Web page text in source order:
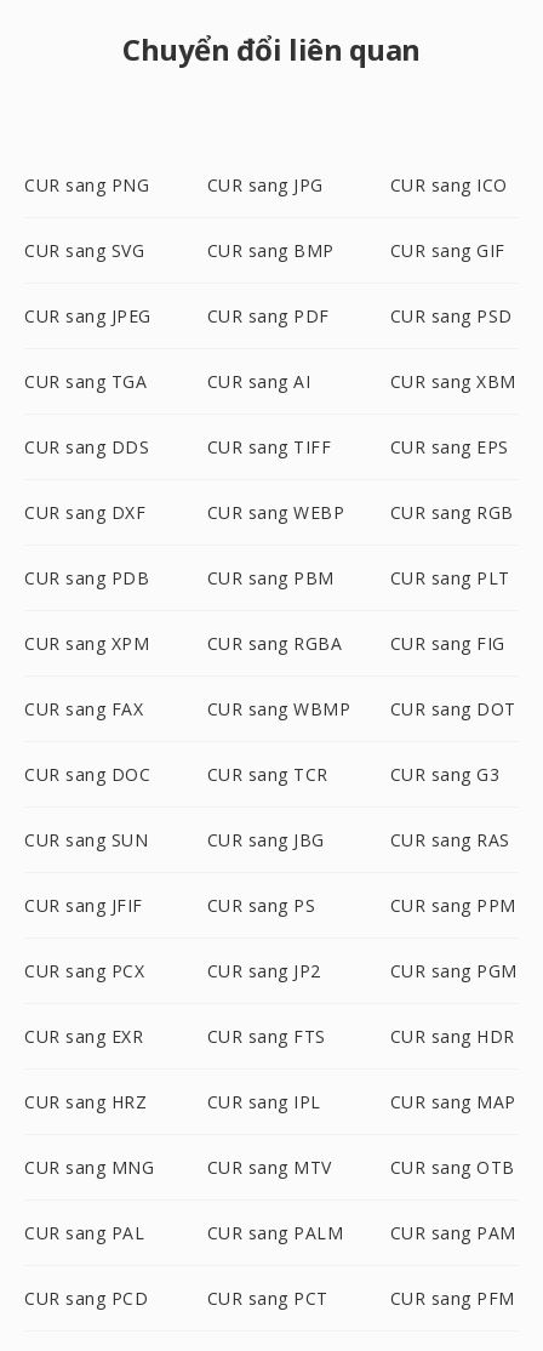
Chuyển đổi liên quan
CUR sang PNG CUR sang JPG CUR sang ICO
CUR sang SVG CUR sang BMP CUR sang GIF
CUR sang JPEG CUR sang PDF CUR sang PSD
CUR sang TGA CUR sang AI CUR sang XBM
CUR sang DDS CUR sang TIFF CUR sang EPS
CUR sang DXF CUR sang WEBP CUR sang RGB
CUR sang PDB CUR sang PBM CUR sang PLT
CUR sang XPM CUR sang RGBA CUR sang FIG
CUR sang FAX CUR sang WBMP CUR sang DOT
CUR sang DOC CUR sang TCR CUR sang G3
CUR sang SUN CUR sang JBG CUR sang RAS
CUR sang JFIF CUR sang PS CUR sang PPM
CUR sang PCX CUR sang JP2 CUR sang PGM
CUR sang EXR CUR sang FTS CUR sang HDR
CUR sang HRZ CUR sang IPL CUR sang MAP
CUR sang MNG CUR sang MTV CUR sang OTB
CUR sang PAL CUR sang PALM CUR sang PAM
CUR sang PCD CUR sang PCT CUR sang PFM